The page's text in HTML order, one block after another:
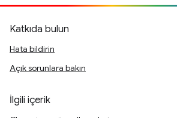
Katkıda bulun
Hata bildirin
Açık sorunlara bakın
İlgili içerik